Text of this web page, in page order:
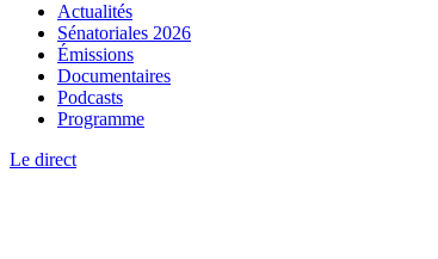
Actualités
Sénatoriales 2026
Émissions
Documentaires
Podcasts
Programme
Le direct